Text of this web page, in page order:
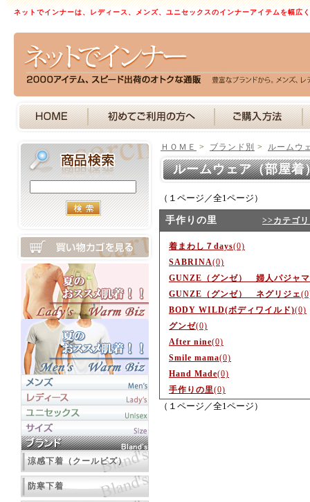
ネットでインナーは、レディース、メンズ、ユニセックスのインナーアイテムを幅広
涼感下着（クールビズ）
防寒下着
ＨＯＭＥ > ブランド別 > ルームウ
ルームウェア（部屋
（１ページ／全1ページ）
手作りの里 >>カテゴ
着まわし７days(0)
SABRINA(0)
GUNZE（グンゼ） 婦人パジャマ
GUNZE（グンゼ） ネグリジェ
BODY WILD(ボディワイルド)(0)
グンゼ(0)
After nine(0)
Smile mama(0)
Hand Made(0)
手作りの里(0)
（１ページ／全1ページ）